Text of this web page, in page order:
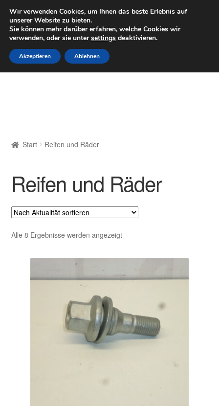
LIEFERUNG ab 6 EUR
Mo–Fr 9–16 Uhr · 0175 7465658
Zur
Navigation
springen
Zum
Inhalt
springen
Datenschutz-Bestimmungen
Impressum
Kasse
Kontakt
Start Reifen und Räder
Reifen und Räder
Alle 8 Ergebnisse werden angezeigtNach
sortiert
Wir verwenden Cookies, um Ihnen das beste Erlebnis auf
unserer Website zu bieten.
Sie können mehr darüber erfahren, welche Cookies wir
verwenden, oder sie untersettings deaktivieren.
Akzeptieren Ablehnen